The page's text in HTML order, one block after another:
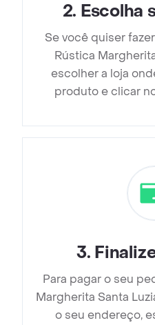
2. Escolha
Se você quiser
Rústica
escolher a loja
produto e clicar
3.
Para pagar o seu
Margherita Santa
o seu endereço,